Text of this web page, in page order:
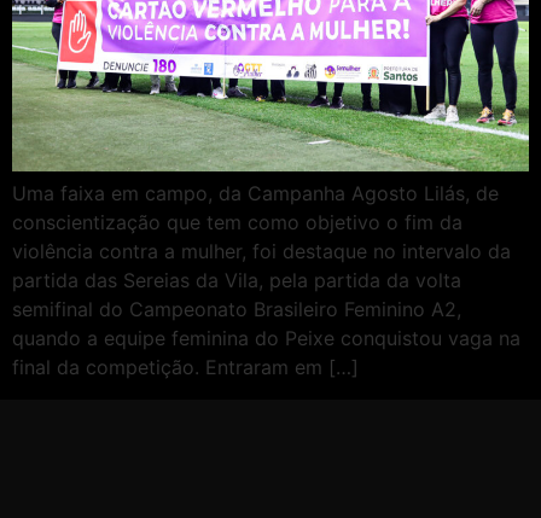
Uma faixa em campo, da Campanha Agosto Lilás, de
conscientização que tem como objetivo o fim da
violência contra a mulher, foi destaque no intervalo da
partida das Sereias da Vila, pela partida da volta
semifinal do Campeonato Brasileiro Feminino A2,
quando a equipe feminina do Peixe conquistou vaga na
final da competição. Entraram em […]